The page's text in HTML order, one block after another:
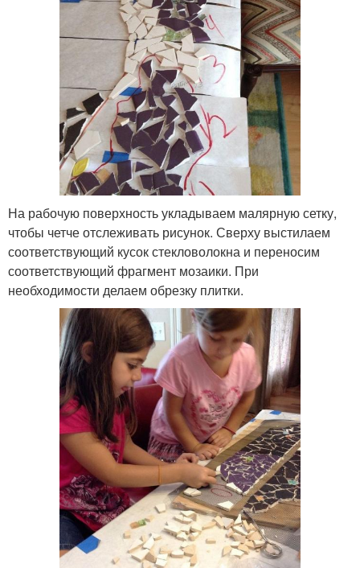
На рабочую поверхность укладываем малярную сетку,
чтобы четче отслеживать рисунок. Сверху выстилаем
соответствующий кусок стекловолокна и переносим
соответствующий фрагмент мозаики. При
необходимости делаем обрезку плитки.